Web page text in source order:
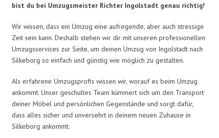
bist du bei Umzugsmeister Richter Ingolstadt genau richtig!
Wir wissen, dass ein Umzug eine aufregende, aber auch stressige
Zeit sein kann. Deshalb stehen wir dir mit unseren professionellen
Umzugsservices zur Seite, um deinen Umzug von Ingolstadt nach
Silkeborg so einfach und günstig wie möglich zu gestalten.
Als erfahrene Umzugsprofis wissen wir, worauf es beim Umzug
ankommt. Unser geschultes Team kümmert sich um den Transport
deiner Möbel und persönlichen Gegenstände und sorgt dafür,
dass alles sicher und unversehrt in deinem neuen Zuhause in
Silkeborg ankommt.